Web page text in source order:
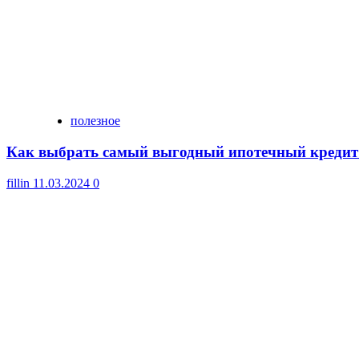
полезное
Как выбрать самый выгодный ипотечный
fillin 11.03.2024 0